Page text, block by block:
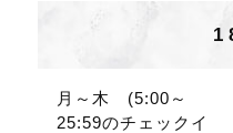
月～木 (5:00～
25:59のチェックイ